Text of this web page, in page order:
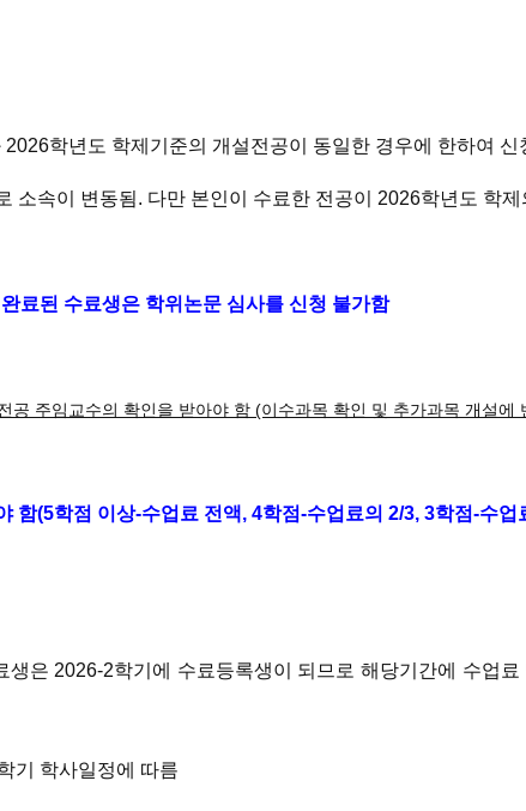
학년도 학제기준의 개설전공이 동일한 경우에 한하여 신
소속이 변동됨. 다만 본인이 수료한 전공이 2026학년도 학
료된 수료생은 학위논문 심사를 신청 불가함
공 주임교수의 확인을 받아야 함 (이수과목 확인 및 추가과목 개설에
함(5학점 이상-수업료 전액, 4학점-수업료의 2/3, 3학점-수
생은 2026-2학기에 수료등록생이 되므로해당기간에 수업료
기 학사일정에 따름